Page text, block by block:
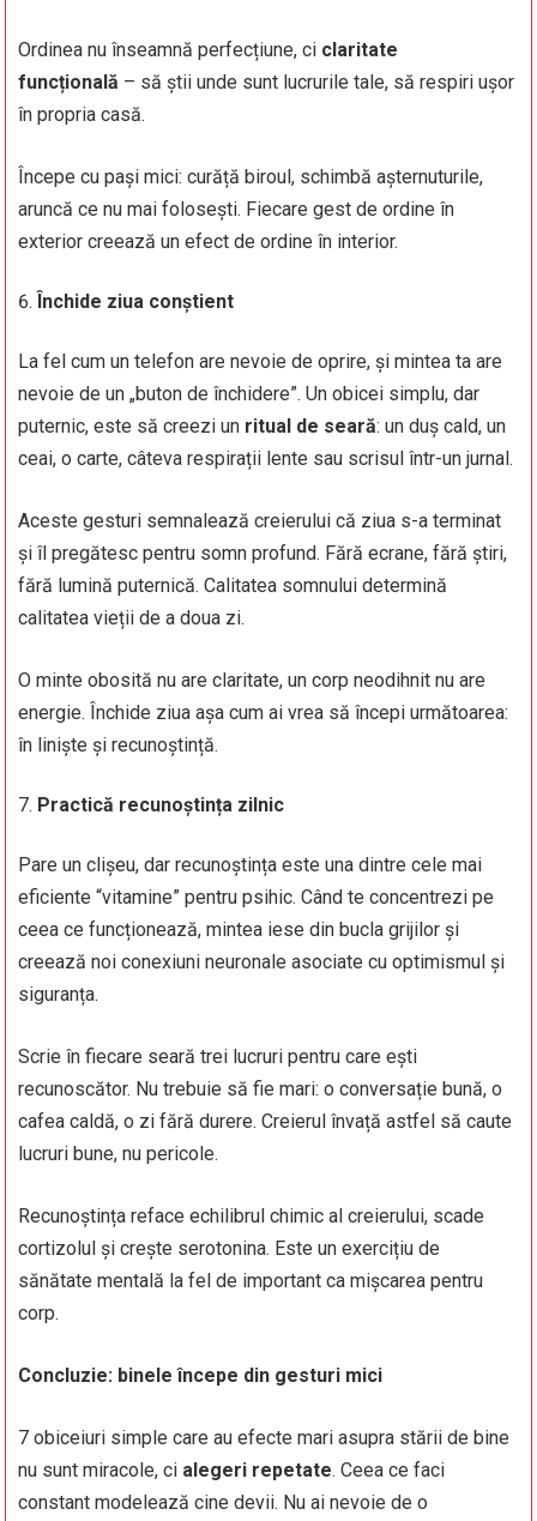
Ordinea nu înseamnă perfecțiune, ci claritate
funcțională – să știi unde sunt lucrurile tale, să respiri ușor
în propria casă.
Începe cu pași mici: curăță biroul, schimbă așternuturile,
aruncă ce nu mai folosești. Fiecare gest de ordine în
exterior creează un efect de ordine în interior.
Închide ziua conștient
La fel cum un telefon are nevoie de oprire, și mintea ta are
nevoie de un „buton de închidere”. Un obicei simplu, dar
puternic, este să creezi un ritual de seară: un duș cald, un
ceai, o carte, câteva respirații lente sau scrisul într-un jurnal.
Aceste gesturi semnalează creierului că ziua s-a terminat
și îl pregătesc pentru somn profund. Fără ecrane, fără știri,
fără lumină puternică. Calitatea somnului determină
calitatea vieții de a doua zi.
O minte obosită nu are claritate, un corp neodihnit nu are
energie. Închide ziua așa cum ai vrea să începi următoarea:
în liniște și recunoștință.
Practică recunoștința zilnic
Pare un clișeu, dar recunoștința este una dintre cele mai
eficiente “vitamine” pentru psihic. Când te concentrezi pe
ceea ce funcționează, mintea iese din bucla grijilor și
creează noi conexiuni neuronale asociate cu optimismul și
siguranța.
Scrie în fiecare seară trei lucruri pentru care ești
recunoscător. Nu trebuie să fie mari: o conversație bună, o
cafea caldă, o zi fără durere. Creierul învață astfel să caute
lucruri bune, nu pericole.
Recunoștința reface echilibrul chimic al creierului, scade
cortizolul și crește serotonina. Este un exercițiu de
sănătate mentală la fel de important ca mișcarea pentru
corp.
Concluzie: binele începe din gesturi mici
7 obiceiuri simple care au efecte mari asupra stării de bine
nu sunt miracole, ci alegeri repetate. Ceea ce faci
constant modelează cine devii. Nu ai nevoie de o